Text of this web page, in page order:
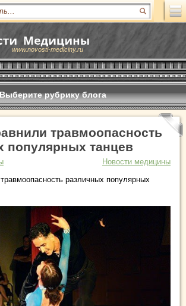
www.novosti-mediciny.ru
Выберите рубрику блога
травмоопасность
популярных танцев
Новости медицины
различных популярных